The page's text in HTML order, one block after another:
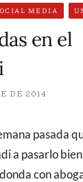
MEDIA
en el
DE 2014
a pasarlo
con